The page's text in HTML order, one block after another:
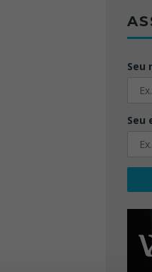
Seu
Seu